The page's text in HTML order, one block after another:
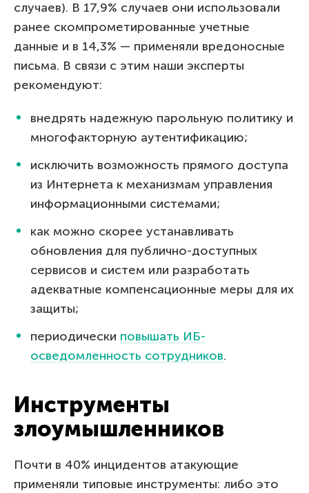
случаев). В 17,9% случаев они использовали
ранее скомпрометированные учетные
данные и в 14,3% — применяли вредоносные
письма. В связи с этим наши эксперты
рекомендуют:
внедрять надежную парольную политику и
многофакторную аутентификацию;
исключить возможность прямого доступа
из Интернета к механизмам управления
информационными системами;
как можно скорее устанавливать
обновления для публично-доступных
сервисов и систем или разработать
адекватные компенсационные меры для их
защиты;
периодически повышать ИБ-
осведомленность сотрудников.
Инструменты
злоумышленников
Почти в 40% инцидентов атакующие
применяли типовые инструменты: либо это